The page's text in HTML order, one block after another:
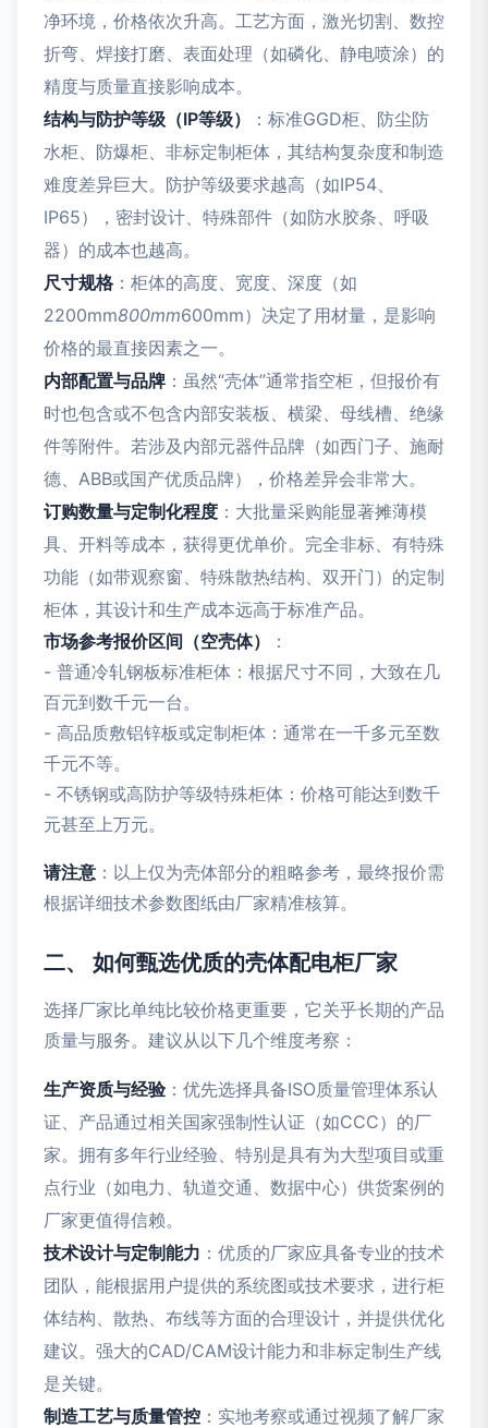
净环境，价格依次升高。工艺方面，激光切割、数控
折弯、焊接打磨、表面处理（如磷化、静电喷涂）的
精度与质量直接影响成本。
结构与防护等级（IP等级）
：标准GGD柜、防尘防
水柜、防爆柜、非标定制柜体，其结构复杂度和制造
难度差异巨大。防护等级要求越高（如IP54、
IP65），密封设计、特殊部件（如防水胶条、呼吸
器）的成本也越高。
尺寸规格 ：柜体的高度、宽度、深度（如
2200mm800mm600mm）决定了用材量，是影响
价格的最直接因素之一。
内部配置与品牌 ：虽然“壳体”通常指空柜，但报价有
时也包含或不包含内部安装板、横梁、母线槽、绝缘
件等附件。若涉及内部元器件品牌（如西门子、施耐
德、ABB或国产优质品牌），价格差异会非常大。
订购数量与定制化程度 ：大批量采购能显著摊薄模
具、开料等成本，获得更优单价。完全非标、有特殊
功能（如带观察窗、特殊散热结构、双开门）的定制
柜体，其设计和生产成本远高于标准产品。
市场参考报价区间（空壳体）
：
- 普通冷轧钢板标准柜体：根据尺寸不同，大致在几
百元到数千元一台。
- 高品质敷铝锌板或定制柜体：通常在一千多元至数
千元不等。
- 不锈钢或高防护等级特殊柜体：价格可能达到数千
元甚至上万元。
请注意 ：以上仅为壳体部分的粗略参考，最终报价需
根据详细技术参数图纸由厂家精准核算。
二、 如何甄选优质的壳体配电柜厂家
选择厂家比单纯比较价格更重要，它关乎长期的产品
质量与服务。建议从以下几个维度考察：
生产资质与经验：优先选择具备ISO质量管理体系认
证、产品通过相关国家强制性认证（如CCC）的厂
家。拥有多年行业经验、特别是具有为大型项目或重
点行业（如电力、轨道交通、数据中心）供货案例的
厂家更值得信赖。
技术设计与定制能力 ：优质的厂家应具备专业的技术
团队，能根据用户提供的系统图或技术要求，进行柜
体结构、散热、布线等方面的合理设计，并提供优化
建议。强大的CAD/CAM设计能力和非标定制生产线
是关键。
制造工艺与质量管控 ：实地考察或通过视频了解厂家